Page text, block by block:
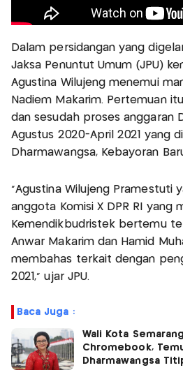
Dalam persidangan yang
Jaksa Penuntut Umum (JPU)
Agustina Wilujeng menemui
Nadiem Makarim. Pertemuan
dan sesudah proses anggaran
Agustus 2020-April 2021 yang
Dharmawangsa, Kebayoran
"Agustina Wilujeng Pramestuti
anggota Komisi X DPR RI yang
Kemendikbudristek bertemu
Anwar Makarim dan Hamid
membahas terkait dengan
2021," ujar JPU.
Baca Juga :
Wali Kota
Chromebook,
Dharmawangsa